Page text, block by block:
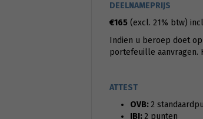
DEELNAMEPRIJS
€165(excl. 21% btw)
Indien u beroep doet
portefeuille aanvragen.
ATTEST
OVB:2
IBJ:2 punten